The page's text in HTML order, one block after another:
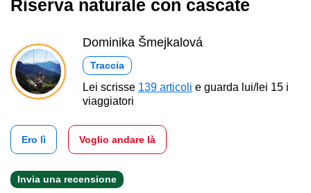
Riserva naturale con cascate
Dominika Šmejkalová
Traccia
Lei scrisse 139 articoli e guarda lui/lei 15 i
viaggiatori
Ero lì Voglio andare là
Invia una recensione